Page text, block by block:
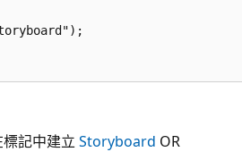
記中建立 Storyboard OR